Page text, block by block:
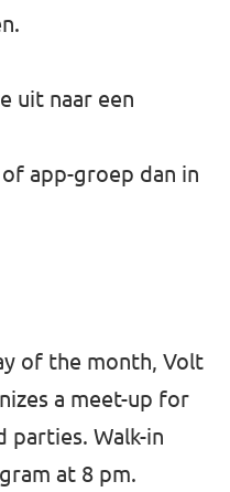
uit naar een
app-groep dan in
of the month, Volt
a meet-up for
parties. Walk-in
at 8 pm.